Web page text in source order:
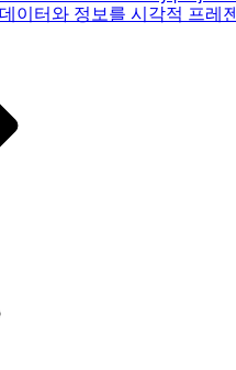
데이터와 정보를 시각적 프레